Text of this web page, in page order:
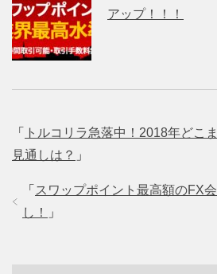
アップ！！！
「
トルコリラ急落中！2018年どこ
見通しは？ 」
「 スワップポイント最高額のFX
し！
」